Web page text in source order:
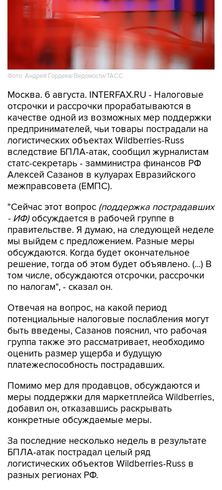
Фото: Андрей Гордеев/Ведомости/ТАСС
Москва. 6 августа. INTERFAX.RU - Налоговые
отсрочки и рассрочки прорабатываются в
качестве одной из возможных мер поддержки
предпринимателей, чьи товары пострадали на
логистических объектах Wildberries-Russ
вследствие БПЛА-атак, сообщил журналистам
статс-секретарь - замминистра финансов РФ
Алексей Сазанов в кулуарах Евразийского
межправсовета (ЕМПС).
"Сейчас этот вопрос (поддержка пострадавших
- ИФ)обсуждается в рабочей группе в
правительстве. Я думаю, на следующей неделе
мы выйдем с предложением. Разные меры
обсуждаются. Когда будет окончательное
решение, тогда об этом будет объявлено. (...) В
том числе, обсуждаются отсрочки, рассрочки
по налогам", - сказал он.
Отвечая на вопрос, на какой период
потенциальные налоговые послабления могут
быть введены, Сазанов пояснил, что рабочая
группа также это рассматривает, необходимо
оценить размер ущерба и будущую
платежеспособность пострадавших.
Помимо мер для продавцов, обсуждаются и
меры поддержки для маркетплейса Wildberries,
добавил он, отказавшись раскрывать
конкретные обсуждаемые меры.
За последние несколько недель в результате
БПЛА-атак пострадал целый ряд
логистических объектов Wildberries-Russ в
разных регионах РФ.